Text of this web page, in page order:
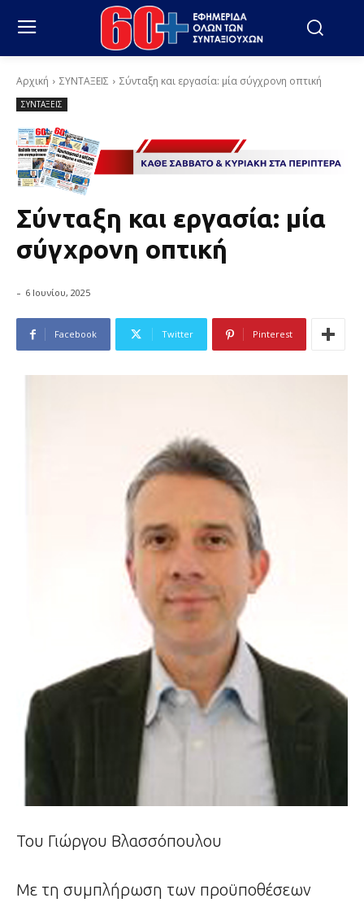
Αρχική ΣΥΝΤΑΞΕΙΣ Σύνταξη και εργασία: μία σύγχρονη οπτική
ΣΥΝΤΑΞΕΙΣ
Σύνταξη και εργασία: μία
σύγχρονη οπτική
- 6 Ιουνίου, 2025
Facebook Twitter Pinterest
Του Γιώργου Βλασσόπουλου
Με τη συμπλήρωση των προϋποθέσεων